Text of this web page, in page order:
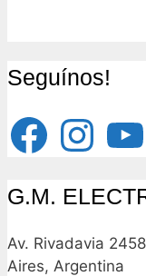
Seguínos!
FacebookInstagram
G.M.
Av. Rivadavia
Aires, Argentina